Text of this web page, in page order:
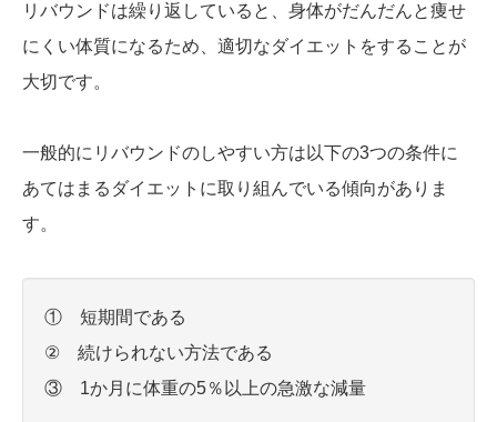
リバウンドは繰り返していると、身体がだんだんと痩せ
にくい体質になるため、適切なダイエットをすることが
大切です。
一般的にリバウンドのしやすい方は以下の3つの条件に
あてはまるダイエットに取り組んでいる傾向がありま
す。
① 短期間である
② 続けられない方法である
③ 1か月に体重の5％以上の急激な減量